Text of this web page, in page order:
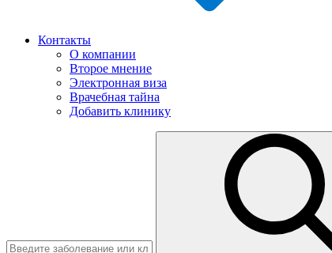
Контакты
О компании
Второе мнение
Электронная виза
Врачебная тайна
Добавить клинику